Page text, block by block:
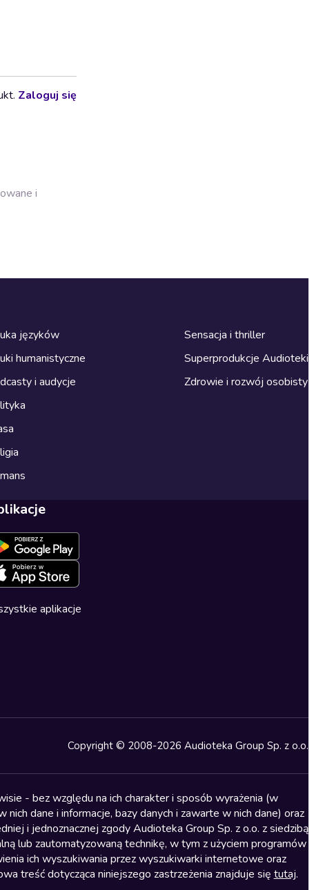
Zaloguj się
i
języków
humanistyczne
i audycje
Sensacja i thriller
Superprodukcje Audioteki
Zdrowie i rozwój osobisty
aplikacje
Copyright © 2008-2026 Audioteka Group Sp. z o.o.
- bez względu na ich charakter i sposób wyrażenia (w
dane i informacje, bazy danych i zawarte w nich dane) oraz
i jednoznacznej zgody Audioteka Group Sp. z o.o. z siedzibą
lub zautomatyzowaną technikę, w tym z użyciem programów
ich wyszukiwania przez wyszukiwarki internetowe oraz
treść dotycząca niniejszego zastrzeżenia znajduje się tutaj.